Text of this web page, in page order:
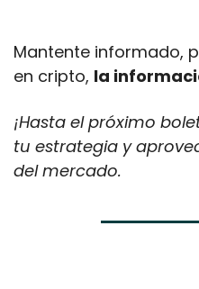
Mantente informado,
en cripto, la
¡Hasta el próximo
tu estrategia y
del mercado.